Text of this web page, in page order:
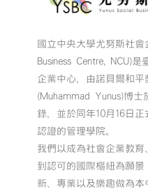
國立中央大學尤努斯社會
Business Centre, NCU)
企業中心，由諾貝爾和
(Muhammad Yunus)博士
錄，並於同年10月16日
認證的管理學院。
我們以成為社會企業教
到認可的國際樞紐為願景
新、專業以及樂趣做為